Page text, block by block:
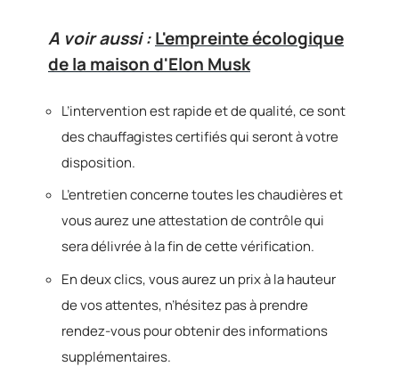
A voir aussi :L'empreinte écologique
de la maison d'Elon Musk
L’intervention est rapide et de qualité, ce sont
des chauffagistes certifiés qui seront à votre
disposition.
L’entretien concerne toutes les chaudières et
vous aurez une attestation de contrôle qui
sera délivrée à la fin de cette vérification.
En deux clics, vous aurez un prix à la hauteur
de vos attentes, n’hésitez pas à prendre
rendez-vous pour obtenir des informations
supplémentaires.